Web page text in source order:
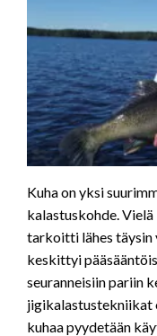
Kuha on yksi
kalastuskohde.
tarkoitti lähes täysin
keskittyi
seuranneisiin pariin
jigikalastustekniikat
kuhaa pyydetään